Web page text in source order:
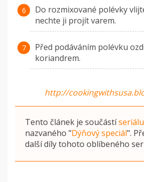
Do rozmixované polévky
nechte ji projít varem.
Před podáváním polévku
koriandrem.
http://
Tento článek je součástí
nazvaného "Dýňový speciál".
další díly tohoto oblíbeného